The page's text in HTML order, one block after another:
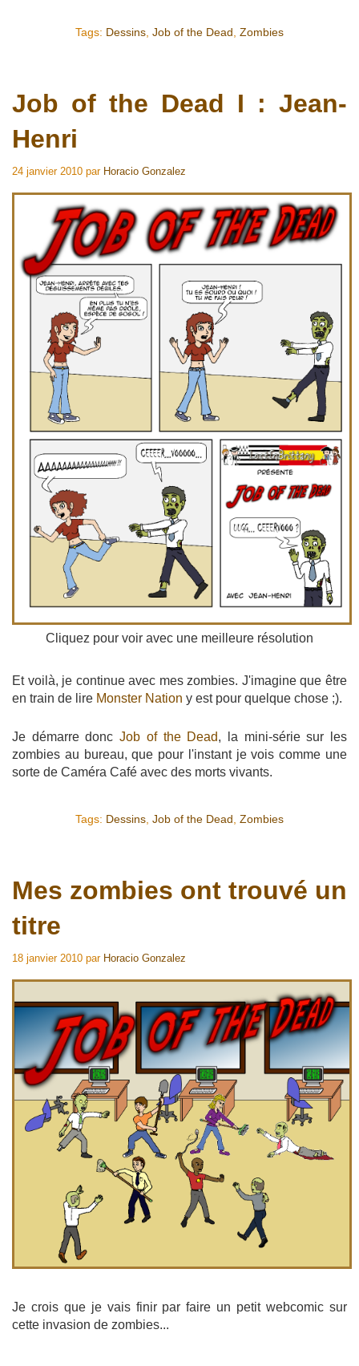
Tags: Dessins, Job of the Dead, Zombies
Job of the Dead I : Jean-
Henri
24 janvier 2010 par Horacio Gonzalez
Cliquez pour voir avec une meilleure résolution
Et voilà, je continue avec mes zombies. J'imagine que être
en train de lire Monster Nation y est pour quelque chose ;).
Je démarre doncJob of the Dead, la mini-série sur les
zombies au bureau, que pour l'instant je vois comme une
sorte de Caméra Café avec des morts vivants.
Tags: Dessins Job of the Dead Zombies
Mes zombies ont trouvé un
titre
18 janvier 2010 par Horacio Gonzalez
Je crois que je vais finir par faire un petit webcomic sur
cette invasion de zombies...